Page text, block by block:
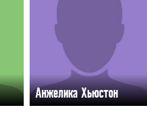
Анжелика Хьюстон